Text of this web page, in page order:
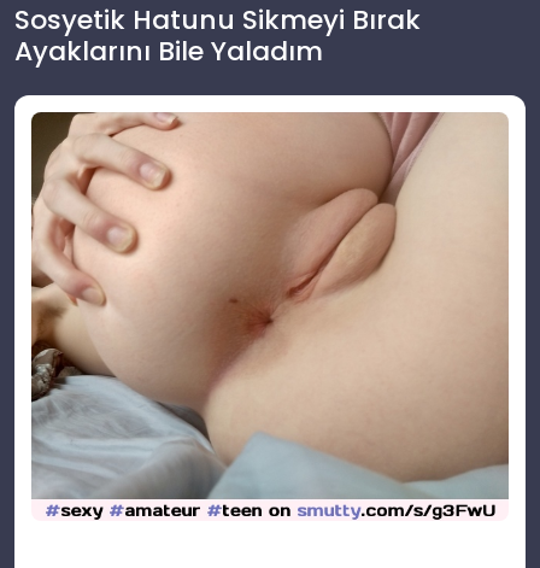
Sosyetik Hatunu Sikmeyi Bırak
Ayaklarını Bile Yaladım